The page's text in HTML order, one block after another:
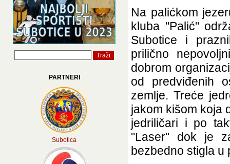
PARTNERI
Subotica
Na palićkom
kluba "Palić"
Subotice i
prilično
dobrom
od predviđenih
zemlje. Treće
jakom kišom koja
jedriličari i po
"Laser" dok je
bezbedno stigla u